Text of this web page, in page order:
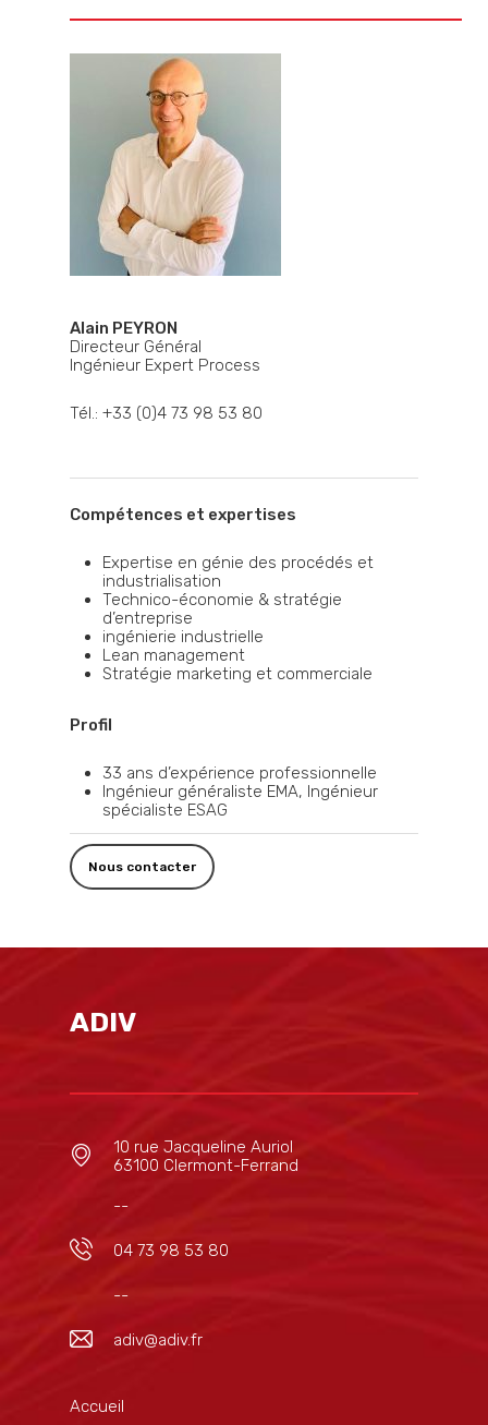
Alain PEYRON
Directeur Général
Ingénieur Expert Process
Tél.: +33 (0)4 73 98 53 80
Compétences et expertises
Expertise en génie des procédés et
industrialisation
Technico-économie & stratégie
d’entreprise
ingénierie industrielle
Lean management
Stratégie marketing et commerciale
Profil
33 ans d’expérience professionnelle
Ingénieur généraliste EMA, Ingénieur
spécialiste ESAG
Nous contacter
ADIV
10 rue Jacqueline Auriol
63100 Clermont-Ferrand
--
04 73 98 53 80
--
adiv@adiv.fr
Accueil